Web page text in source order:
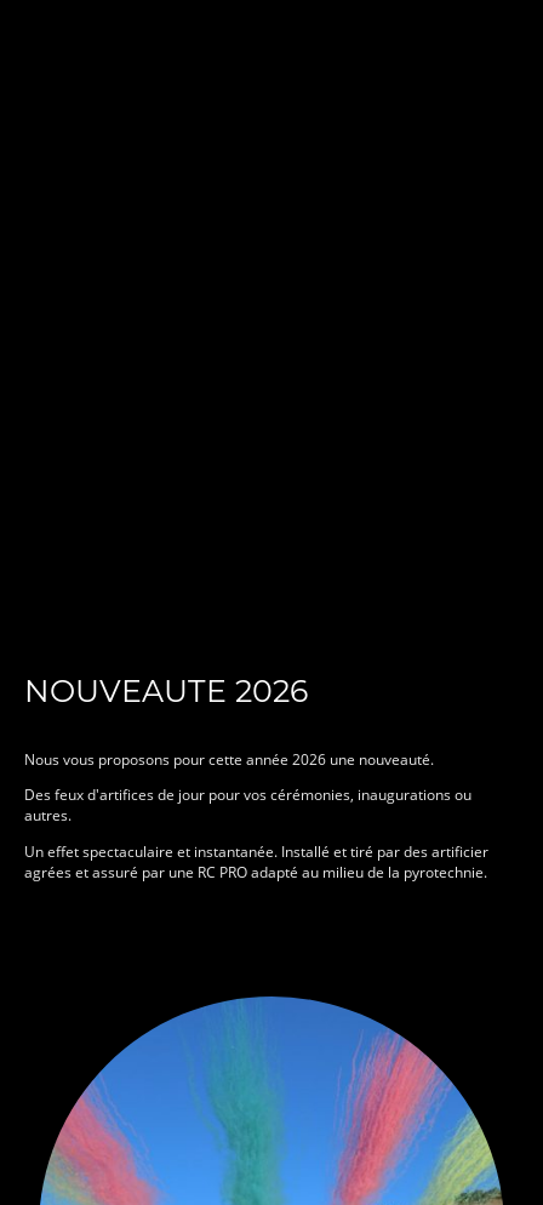
NOUVEAUTE 2026
Nous vous proposons pour cette année 2026 une nouveauté.
Des feux d'artifices de jour pour vos cérémonies, inaugurations ou
autres.
Un effet spectaculaire et instantanée. Installé et tiré par des artificier
agrées et assuré par une RC PRO adapté au milieu de la pyrotechnie.